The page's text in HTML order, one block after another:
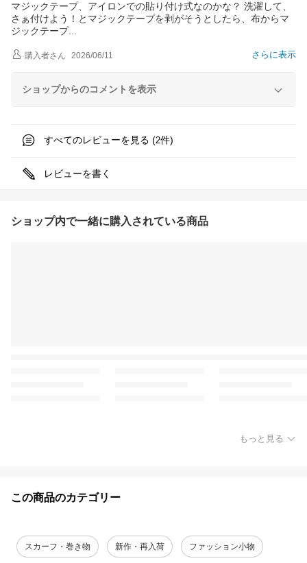
マジックテープ、アイロンでの貼り付け式なのかな？ 洗濯して、
さぁ付けよう！とマジックテープを剥がそうとしたら、布からマ
ジックテープ
さらに表示
購入者さん 2026/06/11
ショップからのコメントを表示
すべてのレビューを見る (2件)
レビューを書く
ショップ内で一緒に購入されている商品
もっと見る
この商品のカテゴリー
スカーフ・巻き物 新作・再入荷 ファッション小物